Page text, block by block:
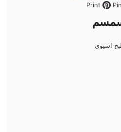
Pin
اسيوي